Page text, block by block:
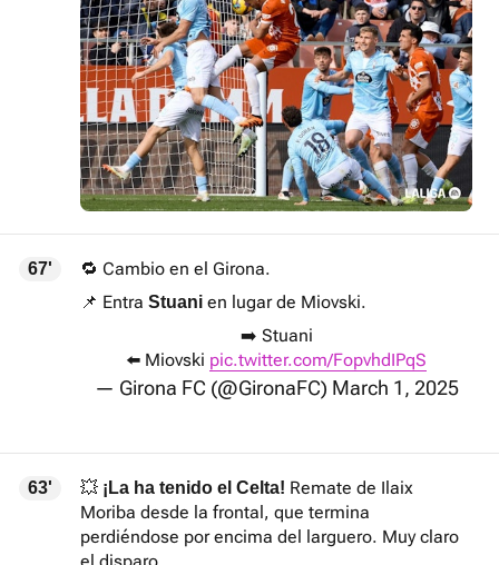
67'
🔁 Cambio en el Girona.
📌 Entra Stuani en lugar de Miovski.
➡️ Stuani
⬅️ Miovski pic.twitter.com/FopvhdIPqS
— Girona FC (@GironaFC) March 1, 2025
63' 💥 ¡La ha tenido el Celta! Remate de Ilaix
Moriba desde la frontal, que termina
perdiéndose por encima del larguero. Muy claro
el disparo.